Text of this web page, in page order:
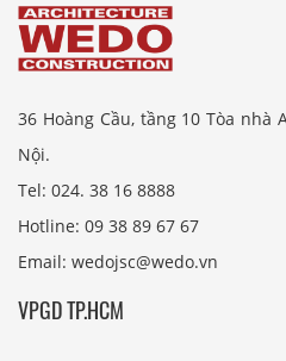
36 Hoàng Cầu, tầng 10 Tòa nhà
Nội.
Tel: 024. 38 16 8888
Hotline: 09 38 89 67 67
Email: wedojsc@wedo.vn
VPGD TP.HCM